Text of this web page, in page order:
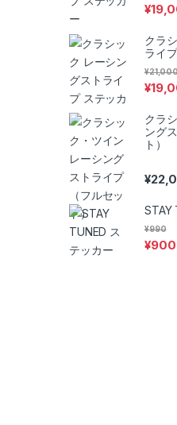
¥
クラ
ライ
¥
¥
クラ
ング
ト）
¥
STAY
¥900
¥990